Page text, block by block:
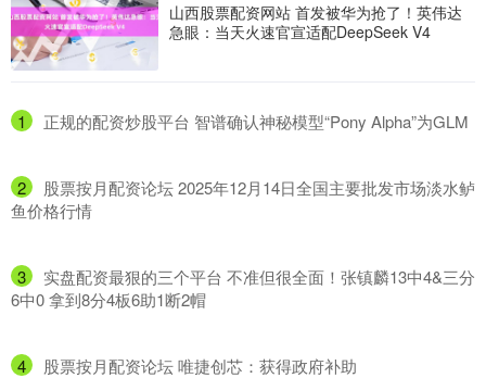
山西股票配资网站 首发被华为抢了！英伟达
急眼：当天火速官宣适配DeepSeek V4
1 ​正规的配资炒股平台 智谱确认神秘模型“Pony Alpha”为GLM
2
​股票按月配资论坛 2025年12月14日全国主要批发市场淡水鲈
鱼价格行情
3
​实盘配资最狠的三个平台 不准但很全面！张镇麟13中4&三分
6中0 拿到8分4板6助1断2帽
4 ​股票按月配资论坛 唯捷创芯：获得政府补助